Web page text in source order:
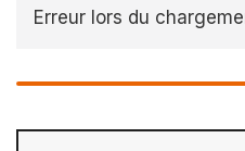
Erreur lors du